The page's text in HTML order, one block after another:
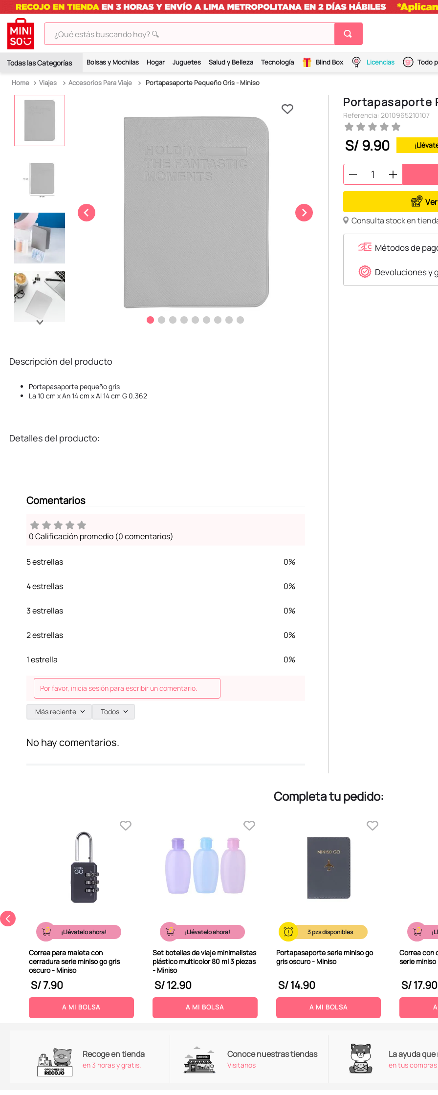
¿Qué estás buscando hoy? 🔍
Bolsas y Mochilas Hogar Juguetes Salud y Belleza Tecnología Blind Box Licencias Todo
Viajes Accesorios Para Viaje Portapasaporte Pequeño Gris - Miniso
Descripción del producto
Portapasaporte pequeño gris
La 10 cm x An 14 cm x Al 14 cm G 0.362
Detalles del producto:
Comentarios
0 Calificación promedio (0 comentarios)
5 estrellas 0%
4 estrellas 0%
3 estrellas 0%
2 estrellas 0%
1 estrella 0%
Por favor, inicia sesión para escribir un comentario.
Más reciente Todos
No hay comentarios.
Portapasaporte
Referencia: 2010965210107
S/9.90
Consulta stock en
Métodos de
Devoluciones y
Completa tu pedido:
¡Llévatelo ahora!
Correa para maleta con
cerradura serie miniso go gris
oscuro - Miniso
S/7.90
A MI BOLSA
¡Llévatelo ahora!
Set botellas de viaje minimalistas
plástico multicolor 80 ml 3 piezas
- Miniso
S/12.90
A MI BOLSA
3
Portapasaporte serie miniso go
gris oscuro - Miniso
S/14.90
A MI BOLSA
Correa con
serie
S/17.90
Recoge en tienda
en 3 horas y gratis.
Conoce nuestras tiendas
Visitanos
La ayuda
en tus compras
2.
hello kitty
chiikawas
harry potter
tomatodo